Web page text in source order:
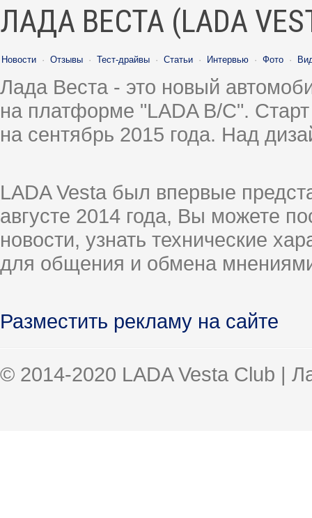
ЛАДА ВЕСТА (LADA
Новости · Отзывы · Тест-драйвы · Статьи · Интервью · Фото ·
Лада Веста - это новый
на платформе "LADA B/C".
на сентябрь 2015 года. Над
LADA Vesta был впервые
августе 2014 года, Вы можете
новости, узнать технические
для общения и обмена
Разместить рекламу на сайте
© 2014-2020 LADA Vesta Club |